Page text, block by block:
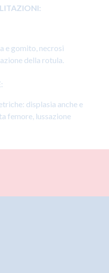
e gomito, necrosi
della rotula.
displasia anche e
femore, lussazione